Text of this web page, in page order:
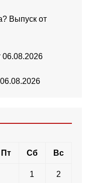
Выпуск от
Пт Сб Вс
1 2